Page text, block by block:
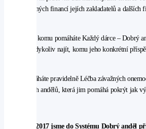
soukromých financí jejích zakladatelů a dalších
2. Víte, komu pomáháte Každý dárce – Dobrý
může kdykoliv najít, komu jeho konkrétní
3. Pomáháte pravidelně Léčba závažných
Dobrých andělů, která jim pomáhá pokrýt jak
V roce 2017 jsme do Systému Dobrý anděl